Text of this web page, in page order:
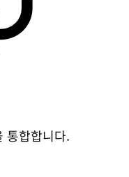
통합합니다.